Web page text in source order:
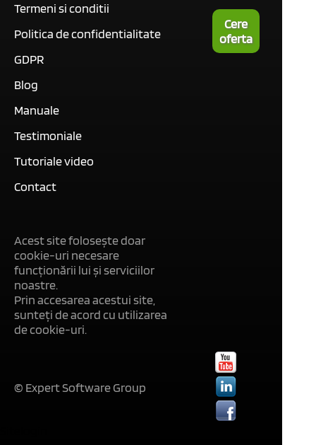
Termeni si conditii
Politica de confidentialitate
GDPR
Blog
Manuale
Testimoniale
Tutoriale video
Contact
Acest site folosește doar
cookie-uri necesare
funcționării lui și serviciilor
noastre.
Prin accesarea acestui site,
sunteți de acord cu utilizarea
de cookie-uri.
Cere
oferta
© Expert Software Group